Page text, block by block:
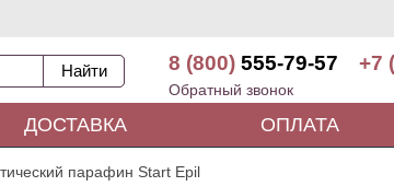
8 (800) 555-79-57 +7
Обратный звонок
ДОСТАВКА ОПЛАТА
парафин Start Epil